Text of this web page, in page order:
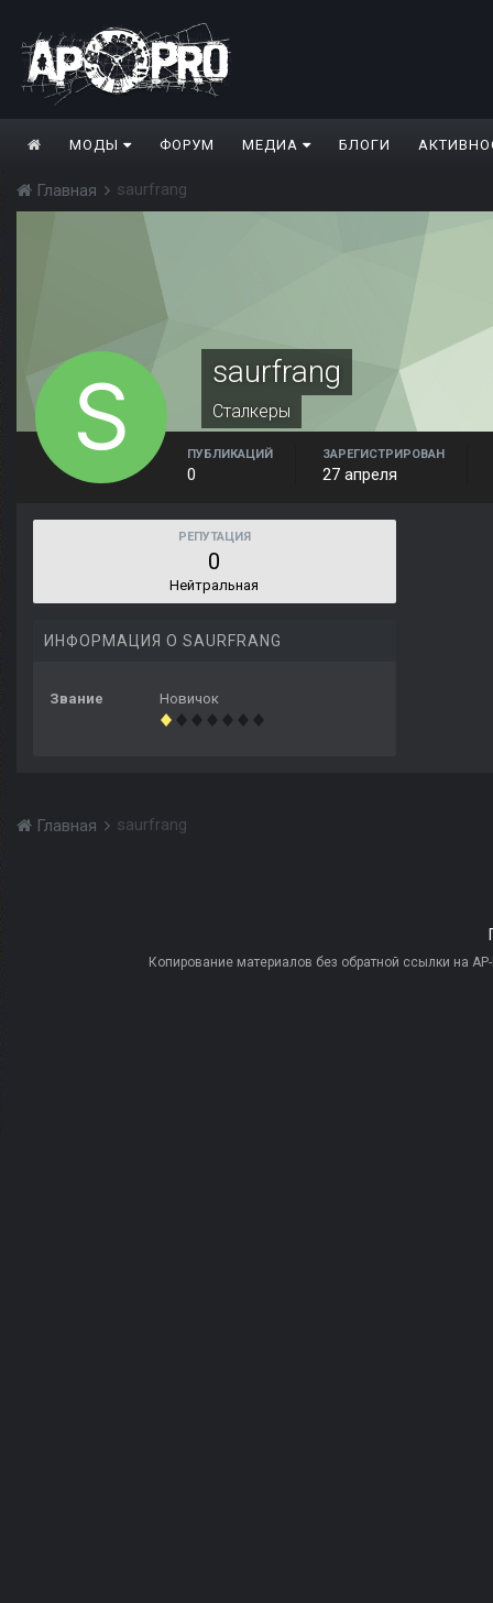
МОДЫ ФОРУМ МЕДИА БЛОГИ
Главная saurfrang
saurfrang
Сталкеры
ПУБЛИКАЦИЙ
0
ЗАРЕГИСТРИРОВАН
27 апреля
РЕПУТАЦИЯ
0
Нейтральная
ИНФОРМАЦИЯ О SAURFRANG
Звание Новичок
Главная saurfrang
Копирование материалов без обратной ссылки на